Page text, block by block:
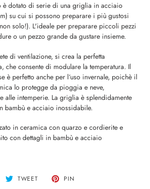
è dotato di serie di una griglia in acciaio
su cui si possono preparare i più gustosi
solo!). L'ideale per preparare piccoli pezzi
o un pezzo grande da gustare insieme.
di ventilazione, si crea la perfetta
che consente di modulare la temperatura. Il
è perfetto anche per l‘uso invernale, poichè il
lo protegge da pioggia e neve,
alle intemperie. La griglia è splendidamente
bambù e acciaio inossidabile.
in ceramica con quarzo e cordierite e
con dettagli in bambù e acciaio
TWEET TWITTA PIN